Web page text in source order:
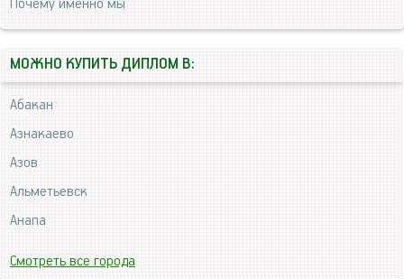
Почему именно мы
МОЖНО КУПИТЬ ДИПЛОМ В:
Абакан
Азнакаево
Азов
Альметьевск
Анапа
Смотреть все города